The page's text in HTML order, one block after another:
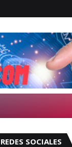
REDES SOCIALES